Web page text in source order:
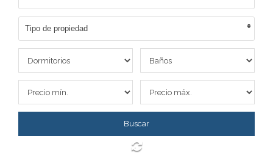
Tipo de propiedad